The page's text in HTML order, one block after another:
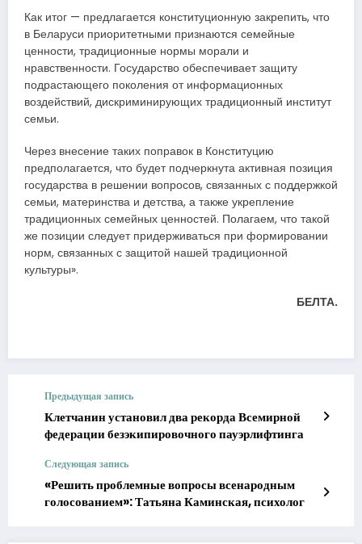
Как итог — предлагается конституционную закрепить, что
в Беларуси приоритетными признаются семейные
ценности, традиционные нормы морали и
нравственности. Государство обеспечивает защиту
подрастающего поколения от информационных
воздействий, дискриминирующих традиционный институт
семьи.
Через внесение таких поправок в Конституцию
предполагается, что будет подчеркнута активная позиция
государства в решении вопросов, связанных с поддержкой
семьи, материнства и детства, а также укрепление
традиционных семейных ценностей. Полагаем, что такой
же позиции следует придерживаться при формировании
норм, связанных с защитой нашей традиционной
культуры».
БЕЛТА.
Предыдущая запись
Клетчанин установил два рекорда Всемирной
федерации безэкипировочного пауэрлифтинга
Следующая запись
«Решить проблемные вопросы всенародным
голосованием»: Татьяна Каминская, психолог